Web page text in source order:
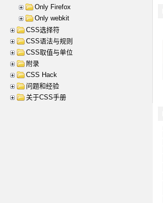
Only Firefox
Only webkit
CSS选择符
CSS语法与规则
CSS取值与单位
附录
CSS Hack
问题和经验
关于CSS手册